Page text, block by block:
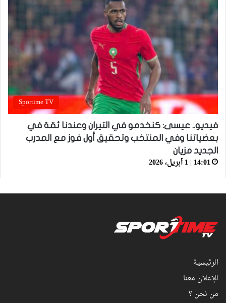
Sportime TV
فيديو.. عيسى: كنخدمو في التيران وعندنا ثقة في
بعضياتنا وفي المنتخب وتحقيق أول فوز مع المدرب
الجديد مزيان
14:01 | 1 أبريل، 2026
الرئيسية
للإعلان معنا
من نحن ؟